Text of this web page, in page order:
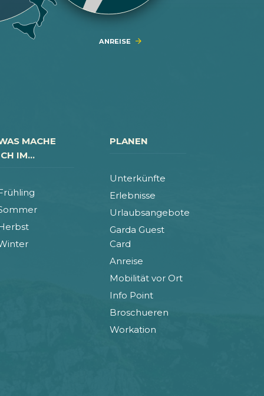
ANREISE
MACHE
IM...
PLANEN
Unterkünfte
Erlebnisse
Urlaubsangebote
Garda Guest
Card
Anreise
Mobilität vor Ort
Info Point
Broschueren
Workation